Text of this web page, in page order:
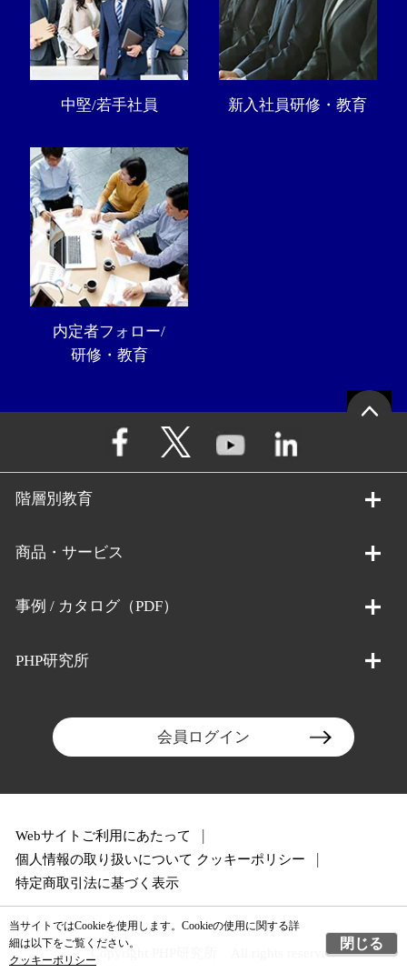
中堅/若手社員 新入社員研修・教育
内定者フォロー/
研修・教育
階層別教育
商品・サービス
事例 / カタログ（PDF）
PHP研究所
会員ログイン
Webサイトご利用にあたって
個人情報の取り扱いについて クッキーポリシー
特定商取引法に基づく表示
Copyright PHP研究所 All rights reserved.
当サイトではCookieを使用します。Cookieの使用に関する詳
細は以下をご覧ください。
クッキーポリシー
閉じる